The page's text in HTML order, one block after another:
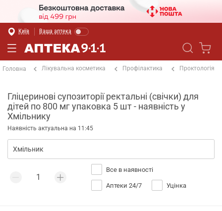
Київ Ваша аптека
Головна Лікувальна косметика Профілактика Проктологія
Гліцеринові супозиторії ректальні (свічки) для
дітей по 800 мг упаковка 5 шт - наявність у
Хмільнику
Наявність актуальна на 11:45
Все в наявності
Аптеки 24/7 Уцінка